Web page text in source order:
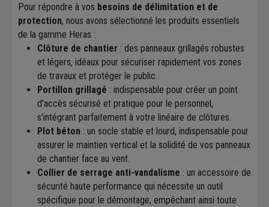
Pour répondre à vos besoins de délimitation et de
protection, nous avons sélectionné les produits essentiels
de la gamme Heras :
Clôture de chantier : des panneaux grillagés robustes
et légers, idéaux pour sécuriser rapidement vos zones
de travaux et protéger le public.
Portillon grillagé : indispensable pour créer un point
d'accès sécurisé et pratique pour le personnel,
s'intégrant parfaitement à votre linéaire de clôtures.
Plot béton : un socle stable et lourd, indispensable pour
assurer le maintien vertical et la solidité de vos panneaux
de chantier face au vent.
Collier de serrage anti-vandalisme : un accessoire de
sécurité haute performance qui nécessite un outil
spécifique pour le démontage, empêchant ainsi toute